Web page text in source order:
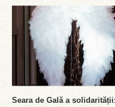
Seara de Gală a